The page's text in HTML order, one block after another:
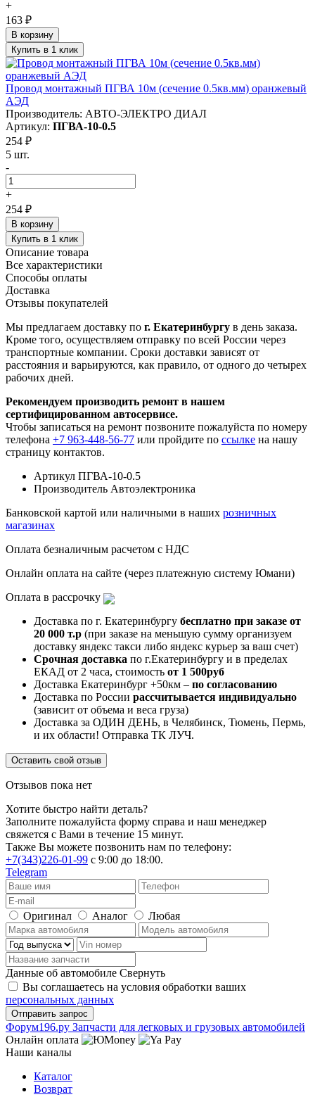
+
163 ₽
В корзину
Купить в 1 клик
Провод монтажный ПГВА 10м (сечение 0.5кв.мм) оранжевый
АЭД
Производитель: АВТО-ЭЛЕКТРО ДИАЛ
Артикул: ПГВА-10-0.5
254 ₽
5 шт.
-
+
254 ₽
В корзину
Купить в 1 клик
Описание товара
Все характеристики
Способы оплаты
Доставка
Отзывы покупателей
Мы предлагаем доставку по г. Екатеринбургу в день заказа.
Кроме того, осуществляем отправку по всей России через
транспортные компании. Сроки доставки зависят от
расстояния и варьируются, как правило, от одного до четырех
рабочих дней.
Рекомендуем производить ремонт в нашем
сертифицированном автосервисе.
Чтобы записаться на ремонт позвоните пожалуйста по номеру
телефона +7 963-448-56-77 или пройдите по ссылке на нашу
страницу контактов.
Артикул ПГВА-10-0.5
Производитель Автоэлектроника
Банковской картой или наличными в наших розничных
магазинах
Оплата безналичным расчетом с НДС
Онлайн оплата на сайте (через платежную систему Юмани)
Оплата в рассрочку
Доставка по г. Екатеринбургу бесплатно при заказе от
20 000 т.р (при заказе на меньшую сумму организуем
доставку яндекс такси либо яндекс курьер за ваш счет)
Срочная доставка по г.Екатеринбургу и в пределах
ЕКАД от 2 часа, стоимость от 1 500руб
Доставка Екатеринбург +50км – по согласованию
Доставка по России рассчитывается индивидуально
(зависит от объема и веса груза)
Доставка за ОДИН ДЕНЬ, в Челябинск, Тюмень, Пермь,
и их области! Отправка ТК ЛУЧ.
Оставить свой отзыв
Отзывов пока нет
Хотите быстро найти деталь?
Заполните пожалуйста форму справа и наш менеджер
свяжется с Вами в течение 15 минут.
Также Вы можете позвонить нам по телефону:
+7(343)226-01-99 с 9:00 до 18:00.
Telegram
Оригинал Аналог Любая
Данные об автомобиле Свернуть
Вы соглашаетесь на условия обработки ваших
персональных данных
Фoрум196.ру Запчасти для легковых и грузовых автомобилей
Онлайн оплата
Наши каналы
Каталог
Возврат